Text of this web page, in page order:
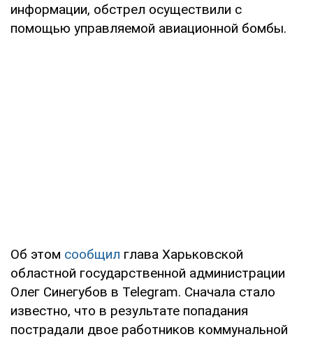
информации, обстрел осуществили с
помощью управляемой авиационной бомбы.
Об этом сообщил глава Харьковской
областной государственной администрации
Олег Синегубов в Telegram. Сначала стало
известно, что в результате попадания
пострадали двое работников коммунальной